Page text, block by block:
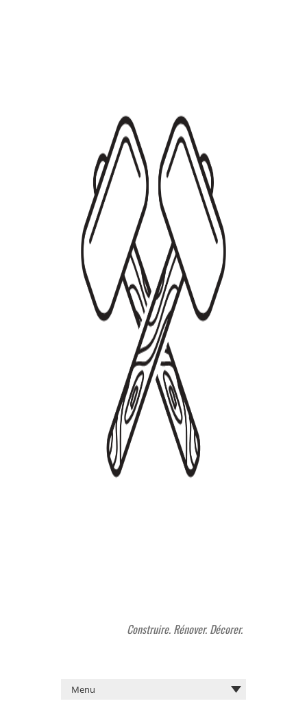
Construire. Rénover. Décorer.